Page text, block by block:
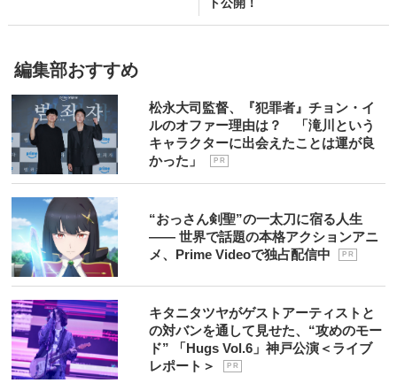
編集部おすすめ
松永大司監督、『犯罪者』チョン・イ
ルのオファー理由は？ 「滝川という
キャラクターに出会えたことは運が良
かった」
P R
“おっさん剣聖”の一太刀に宿る人生
―― 世界で話題の本格アクションアニ
メ、Prime Videoで独占配信中
P R
キタニタツヤがゲストアーティストと
の対バンを通して見せた、“攻めのモー
ド” 「Hugs Vol.6」神戸公演＜ライブ
レポート＞
P R